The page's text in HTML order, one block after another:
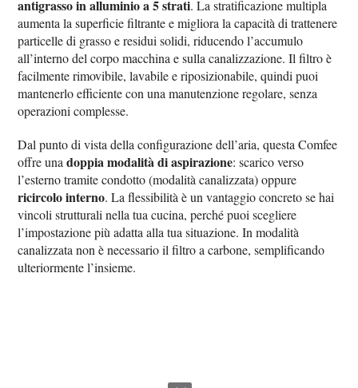
antigrasso in alluminio a 5 strati. La stratificazione multipla
aumenta la superficie filtrante e migliora la capacità di trattenere
particelle di grasso e residui solidi, riducendo l’accumulo
all’interno del corpo macchina e sulla canalizzazione. Il filtro è
facilmente rimovibile, lavabile e riposizionabile, quindi puoi
mantenerlo efficiente con una manutenzione regolare, senza
operazioni complesse.
Dal punto di vista della configurazione dell’aria, questa Comfee
offre unadoppia modalità di aspirazione: scarico verso
l’esterno tramite condotto (modalità canalizzata) oppure
ricircolo interno. La flessibilità è un vantaggio concreto se hai
vincoli strutturali nella tua cucina, perché puoi scegliere
l’impostazione più adatta alla tua situazione. In modalità
canalizzata non è necessario il filtro a carbone, semplificando
ulteriormente l’insieme.